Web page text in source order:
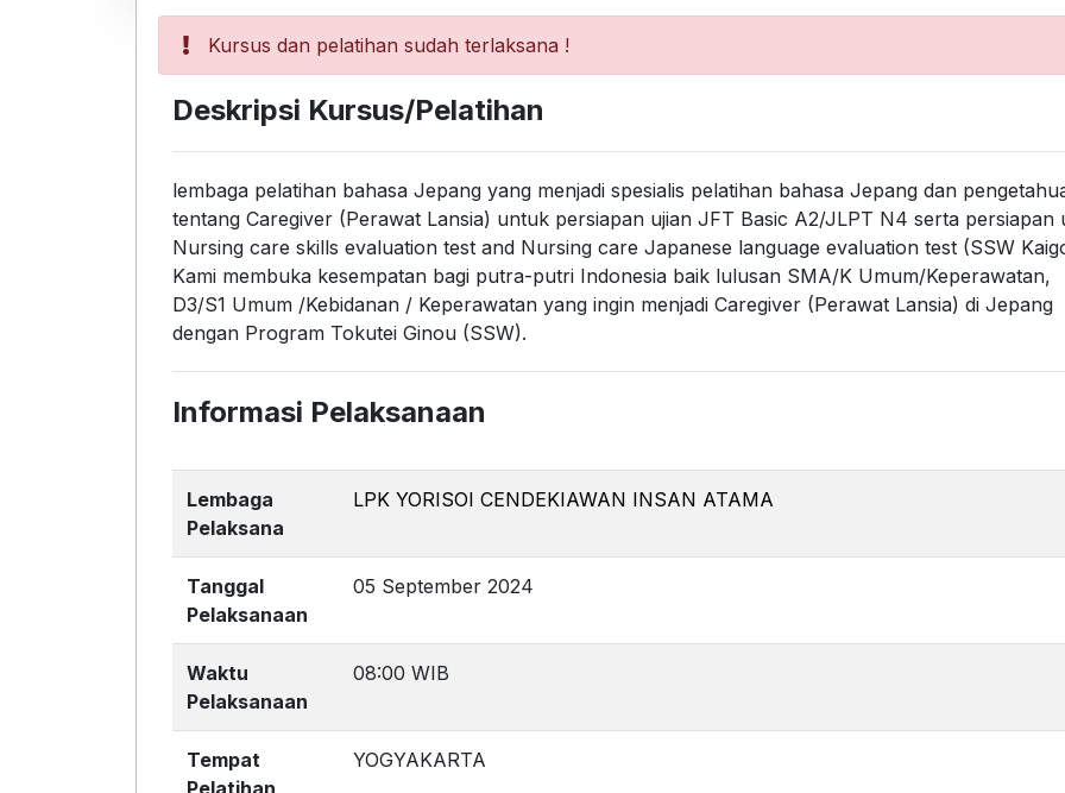
Kursus dan pelatihan sudah terlaksana !
Deskripsi Kursus/Pelatihan
lembaga pelatihan bahasa Jepang yang menjadi spesialis pelatihan bahasa Jepang dan
tentang Caregiver (Perawat Lansia) untuk persiapan ujian JFT Basic A2/JLPT N4 serta persiapan
Nursing care skills evaluation test and Nursing care Japanese language evaluation test (SSW
Kami membuka kesempatan bagi putra-putri Indonesia baik lulusan SMA/K Umum/Keperawatan,
D3/S1 Umum /Kebidanan / Keperawatan yang ingin menjadi Caregiver (Perawat Lansia) di Jepang
dengan Program Tokutei Ginou (SSW).
Informasi Pelaksanaan
Lembaga
Pelaksana
LPK YORISOI CENDEKIAWAN INSAN ATAMA
Tanggal
Pelaksanaan
05 September 2024
Waktu
Pelaksanaan
08:00 WIB
Tempat
Pelatihan
YOGYAKARTA